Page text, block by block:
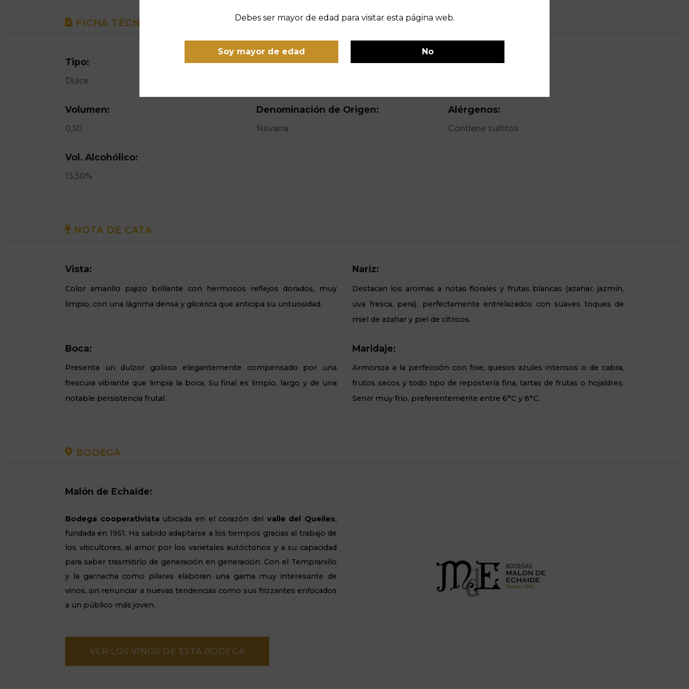
Debes ser mayor de edad para visitar esta página web.
Soy mayor de edad No
FICHA TÉCNICA
Tipo:
Dulce
Variedad de Uva: Añada:
Volumen:
0,50
Denominación de Origen:
Navarra
Alérgenos:
Contiene sulfitos
Vol. Alcohólico:
13,50%
NOTA DE CATA
Vista:
Color amarillo pajizo brillante con hermosos reflejos dorados, muy
limpio, con una lágrima densa y glicérica que anticipa su untuosidad.
Nariz:
Destacan los aromas a notas florales y frutas blancas (azahar, jazmín,
uva fresca, pera), perfectamente entrelazados con suaves toques de
miel de azahar y piel de cítricos.
Boca:
Presenta un dulzor goloso elegantemente compensado por una
frescura vibrante que limpia la boca. Su final es limpio, largo y de una
notable persistencia frutal.
Maridaje:
Armoniza a la perfección con foie, quesos azules intensos o de cabra,
frutos secos y todo tipo de repostería fina, tartas de frutas o hojaldres.
Servir muy frío, preferentemente entre 6°C y 8°C.
BODEGA
Malón de Echaide:
Bodega cooperativistaubicada en el corazón del valle del Queiles,
fundada en 1951. Ha sabido adaptarse a los tiempos gracias al trabajo de
los viticultores, al amor por los varietales autóctonos y a su capacidad
para saber trasmitirlo de generación en generación. Con el Tempranillo
y la garnacha como pilares elaboran una gama muy interesante de
vinos, sin renunciar a nuevas tendencias como sus frizzantes enfocados
a un público más joven.
VER LOS VINOS DE ESTA BODEGA